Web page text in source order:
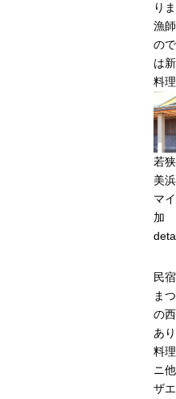
り
漁
の
は
料
若
美
マ
加
民
ま
の
あ
料
ニ
ザ